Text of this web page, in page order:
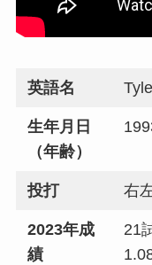
英語名
生年月日
（年齢）
投打 右
2023年成
績
21